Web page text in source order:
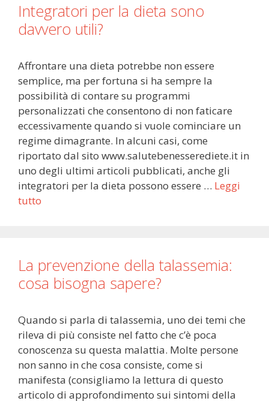
Integratori per la dieta sono
davvero utili?
Affrontare una dieta potrebbe non essere
semplice, ma per fortuna si ha sempre la
possibilità di contare su programmi
personalizzati che consentono di non faticare
eccessivamente quando si vuole cominciare un
regime dimagrante. In alcuni casi, come
riportato dal sito www.salutebenesserediete.it in
uno degli ultimi articoli pubblicati, anche gli
integratori per la dieta possono essere … Leggi
tutto
La prevenzione della talassemia:
cosa bisogna sapere?
Quando si parla di talassemia, uno dei temi che
rileva di più consiste nel fatto che c’è poca
conoscenza su questa malattia. Molte persone
non sanno in che cosa consiste, come si
manifesta (consigliamo la lettura di questo
articolo di approfondimento sui sintomi della